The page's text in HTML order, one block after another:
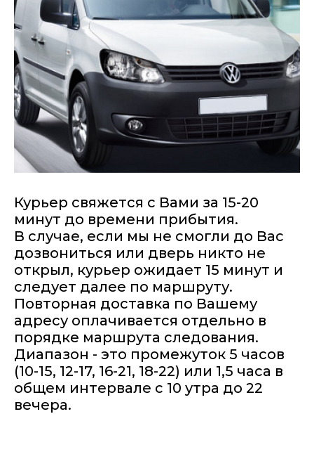
Курьер свяжется с Вами за 15-20
минут до времени прибытия.
В случае, если мы не смогли до Вас
дозвониться или дверь никто не
открыл, курьер ожидает 15 минут и
следует далее по маршруту.
Повторная доставка по Вашему
адресу оплачивается отдельно в
порядке маршрута следования.
Диапазон - это промежуток 5 часов
(10-15, 12-17, 16-21, 18-22) или 1,5 часа в
общем интервале с 10 утра до 22
вечера.